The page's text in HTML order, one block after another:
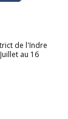
de l'Indre
au 16